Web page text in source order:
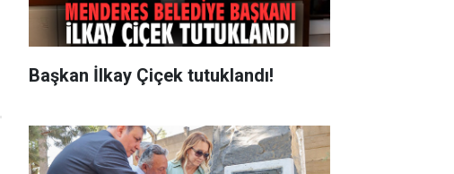
Başkan İlkay Çiçek tutuklandı!